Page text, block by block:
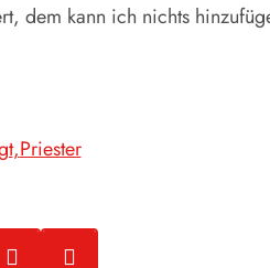
dem kann ich nichts
Priester